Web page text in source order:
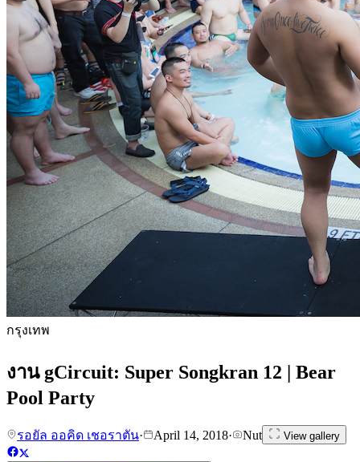
กรุงเทพ
งาน gCircuit: Super Songkran 12 | Bear
Pool Party
รอยัล ออคิด เชอราตัน· April 14, 2018· Nut View gallery